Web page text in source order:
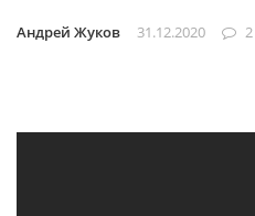
Андрей Жуков 31.12.2020 2